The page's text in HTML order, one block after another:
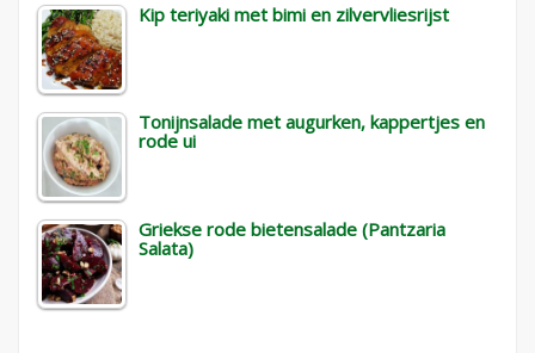
Kip teriyaki met bimi en zilvervliesrijst
Tonijnsalade met augurken, kappertjes en
rode ui
Griekse rode bietensalade (Pantzaria
Salata)